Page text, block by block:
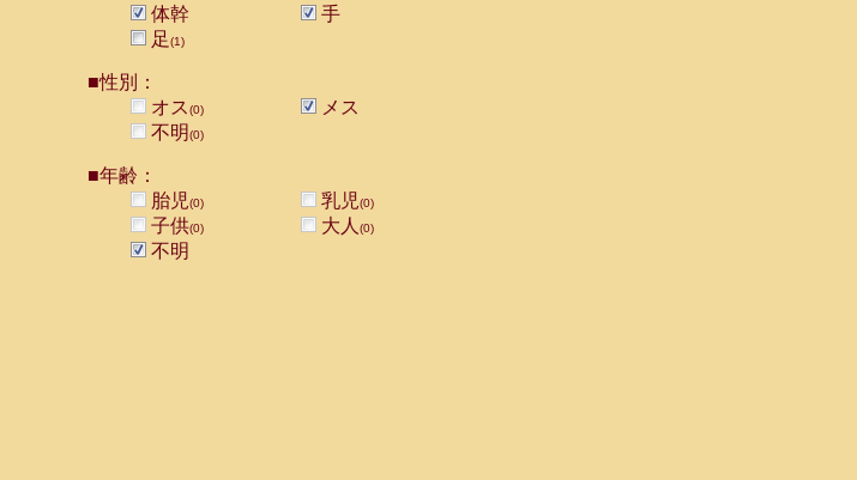
体幹
手
足(1)
■性別：
オス(0)
メス
不明(0)
■年齢：
胎児(0) 乳児(0)
子供(0) 大人 (0)
不明